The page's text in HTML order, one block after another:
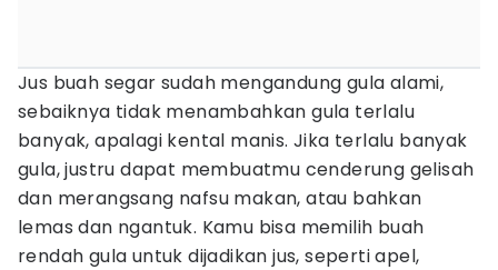
Jus buah segar sudah mengandung gula alami,
sebaiknya tidak menambahkan gula terlalu
banyak, apalagi kental manis. Jika terlalu banyak
gula, justru dapat membuatmu cenderung gelisah
dan merangsang nafsu makan, atau bahkan
lemas dan ngantuk. Kamu bisa memilih buah
rendah gula untuk dijadikan jus, seperti apel,